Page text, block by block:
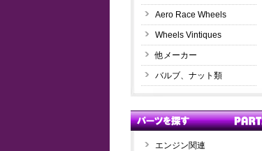
Aero Race Wheels
Wheels Vintiques
他メーカー
バルブ、ナット類
エンジン関連